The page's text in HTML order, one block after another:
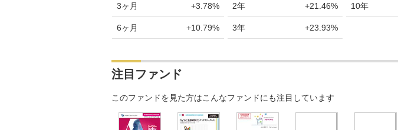
3ヶ月 +3.78%
6ヶ月 +10.79%
2年 +21.46%
3年 +23.93%
10年
注目ファンド
このファンドを見た方はこんなファンドにも注目しています